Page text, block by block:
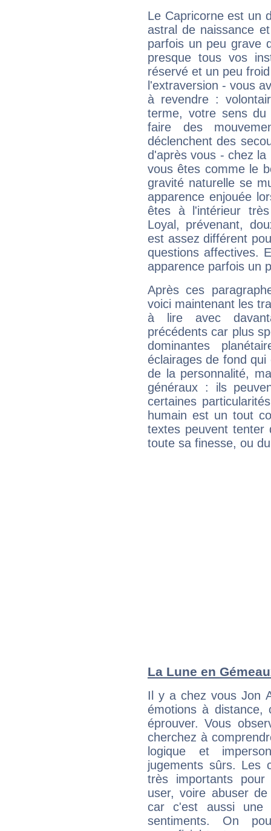
Le Capricorne est un
astral de naissance
parfois un peu grave
presque tous vos
réservé et un peu
l'extraversion - vous
à revendre :
terme, votre sens
faire des
déclenchent des
d'après vous - chez
vous êtes comme le
gravité naturelle se
apparence enjouée
êtes à l'intérieur
Loyal, prévenant,
est assez différent
questions affectives.
apparence parfois un
Après ces
voici maintenant les
à lire avec
précédents car plus
dominantes
éclairages de fond
de la personnalité,
généraux : ils
certaines
humain est un tout
textes peuvent tenter
toute sa finesse, ou
La Lune en
Il y a chez vous Jon
émotions à
éprouver. Vous
cherchez à
logique et
jugements sûrs. Les
très importants
user, voire abuser
car c'est aussi une
sentiments. On